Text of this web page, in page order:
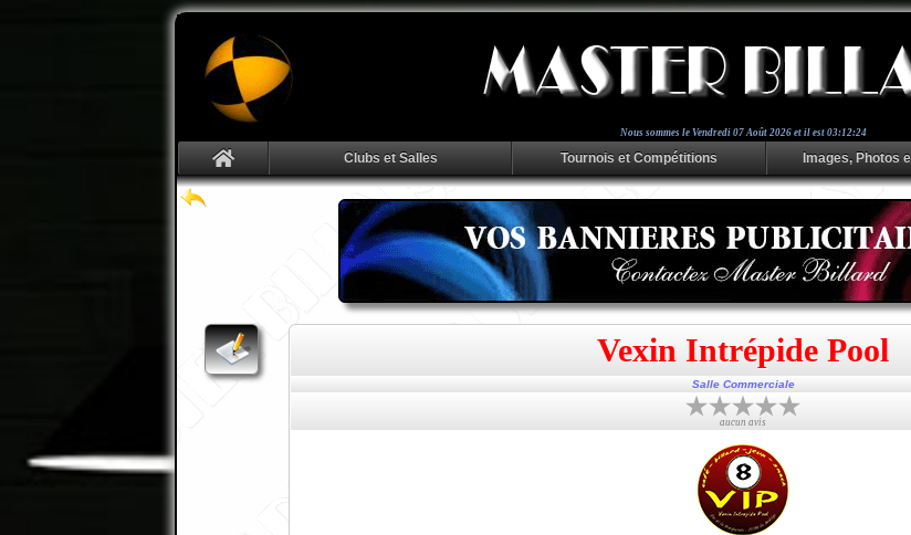
Nous sommes le Vendredi 07 Août 2026 et il est 03:12:25
Clubs et Salles Tournois et Compétitions Images, Photos
Vexin Intrépide Pool
Salle Commerciale
aucun avis